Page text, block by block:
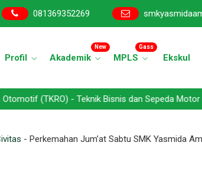
081369352269
Profil Akademik
New
MPLS
Gass
Ekskul
- Teknik Bisnis dan Sepeda Motor
- Perkemahan Jum’at Sabtu SMK Yasmida